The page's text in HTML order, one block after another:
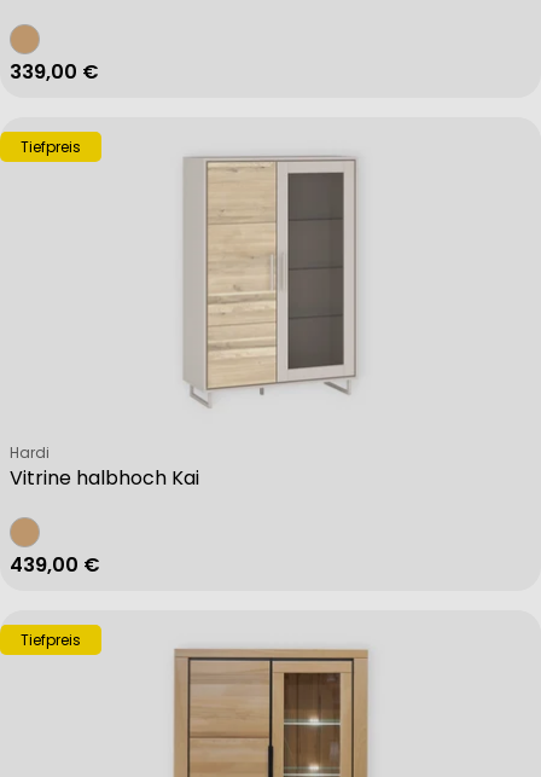
Regulärer Preis
339,00 €
Tiefpreis
Vitrine halbhoch Kai
Verkäufer:
Hardi
Regulärer Preis
439,00 €
Tiefpreis